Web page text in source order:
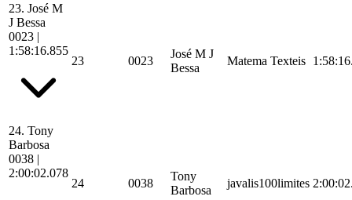
23. José M
J Bessa
0023 |
1:58:16.855
23 0023
José M J
Bessa
Matema Texteis
24. Tony
Barbosa
0038 |
2:00:02.078
24 0038
Tony
Barbosa
javalis100limites